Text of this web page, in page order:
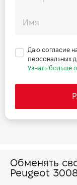
Даю согласие
персональных
Узнать больше
Обменять
Peugeot